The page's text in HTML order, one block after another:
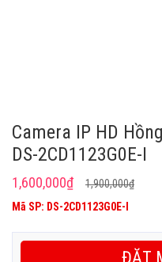
Camera IP HD
DS-2CD1123G0E-I
1,900,000₫Giá
1,600,000₫
Giá
là:
Mã SP: DS-2CD1123G0E-I
ĐẶT